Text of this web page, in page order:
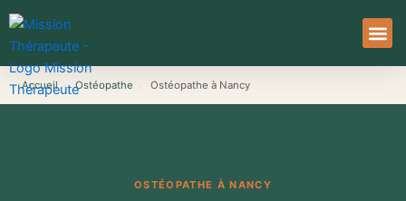
Aller
au
contenu
Accueil › Ostéopathe Ostéopathe à Nancy
OSTÉOPATHE À NANCY